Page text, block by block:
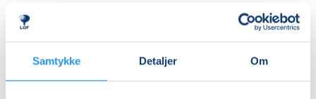
Samtykke Detaljer Om
fækalieudslip er DGI-Byens regler mht. børnenes
badetøj således:
Godkendte blebadebukser er obligatoriske for børn
Ledig-KBH
Ledig-FRB
DKK 923,00